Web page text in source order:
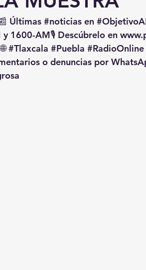
Últimas #noticias en
y 1600-AM🎙️ Descúbrelo en
🌐 #Tlaxcala #Puebla #RadioOnline
o denuncias por